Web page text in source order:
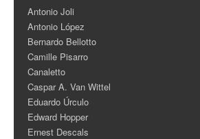
Antonio Joli
Antonio López
Bernardo Bellotto
Camille Pisarro
Canaletto
Caspar A. Van Wittel
Eduardo Úrculo
Edward Hopper
Ernest Descals